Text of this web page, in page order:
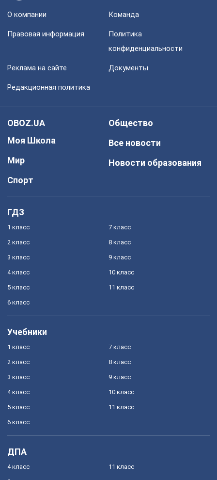
О компании Команда
Правовая информация
Политика
конфиденциальности
Реклама на сайте Документы
Редакционная политика
OBOZ.UA
Моя Школа
Мир
Спорт
Общество
Все новости
Новости образования
ГДЗ
1 класс
2 класс
3 класс
4 класс
5 класс
6 класс
7 класс
8 класс
9 класс
10 класс
11 класс
Учебники
1 класс
2 класс
3 класс
4 класс
5 класс
6 класс
7 класс
8 класс
9 класс
10 класс
11 класс
ДПА
4 класс 11 класс